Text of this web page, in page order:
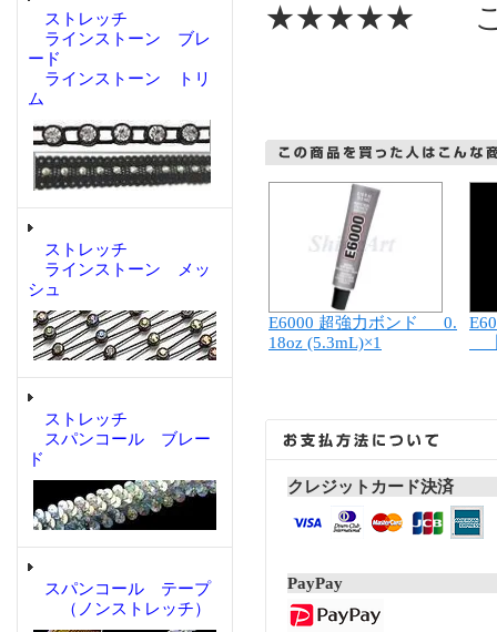
ストレッチ
ラインストーン ブレ
ード
ラインストーン トリ
ム
ストレッチ
ラインストーン メッ
シュ
ストレッチ
スパンコール ブレー
ド
スパンコール テープ
（ノンストレッチ）
★★★★★ こ
E6000 超強力ボンド 0.
18oz (5.3mL)×1
クレジットカード決済
PayPay